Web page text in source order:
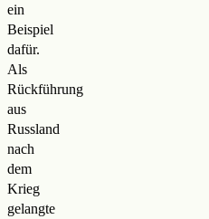
ein
Beispiel
dafür.
Als
Rückführung
aus
Russland
nach
dem
Krieg
gelangte